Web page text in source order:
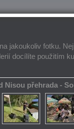
jakoukoliv fotku.
docílíte použitím
Nisou přehrada -